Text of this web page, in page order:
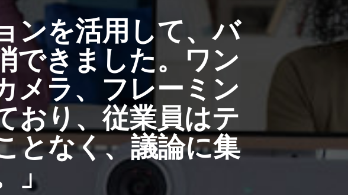
ンを活用して、バ
できました。ワン
メラ、フレーミン
おり、従業員はテ
となく、議論に集
」